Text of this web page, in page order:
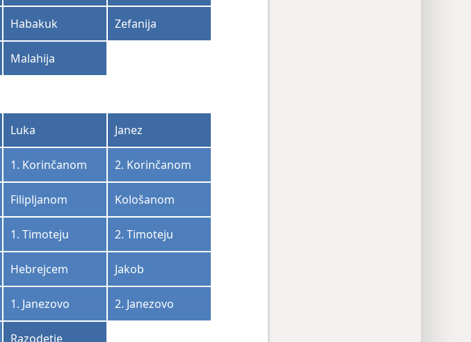
Habakuk Zefanija
Malahija
Luka Janez
1. Korinčanom 2. Korinčanom
Filipljanom Kološanom
1. Timoteju 2. Timoteju
Hebrejcem Jakob
1. Janezovo 2. Janezovo
Razodetje